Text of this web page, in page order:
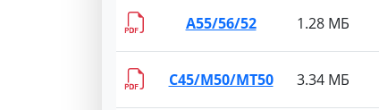
A55/56/52 1.28 МБ
C45/M50/MT50 3.34 МБ